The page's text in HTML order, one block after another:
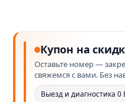
Купон на
Оставьте номер —
свяжемся с вами. Без
Выезд и диагностика 0